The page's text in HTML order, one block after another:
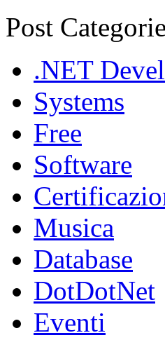
Post
.NET
Systems
Free
Software
Musica
Database
DotDotNet
Eventi